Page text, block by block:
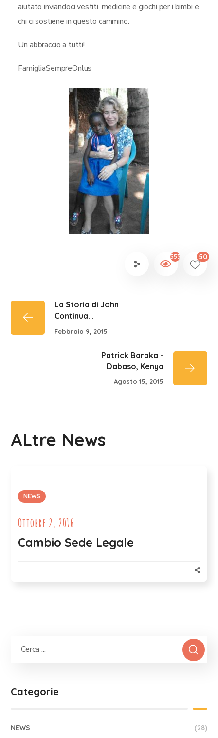
aiutato inviandoci vestiti, medicine e giochi per i bimbi e
chi ci sostiene in questo cammino.
Un abbraccio a tutti!
FamigliaSempreOnlus
553 50
La Storia di John
Continua...
Febbraio 9, 2015
Patrick Baraka -
Dabaso, Kenya
Agosto 15, 2015
ALtre News
NEWS
Ottobre 2, 2016
Cambio Sede Legale
Categorie
NEWS (28)